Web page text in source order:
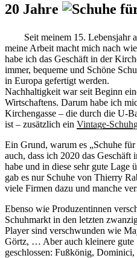
20 Jahre
Seit meinem 15. Lebensjahr
meine Arbeit macht mich nach
habe ich das Geschäft in der
immer, bequeme und Schöne
in Europa gefertigt werden.
Nachhaltigkeit war seit Beginn
Wirtschaftens. Darum habe ich
Kirchengasse – die durch die U-
ist – zusätzlich ein Vintage-
Ein Grund, warum es „Schuhe
auch, dass ich 2020 das Geschäft
habe und in diese sehr gute Lage
gab es nur Schuhe von Thierry
viele Firmen dazu und manche
Ebenso wie Produzentinnen
Schuhmarkt in den letzten
Player sind verschwunden wie
Görtz, … Aber auch kleinere gute
geschlossen: Fußkönig,